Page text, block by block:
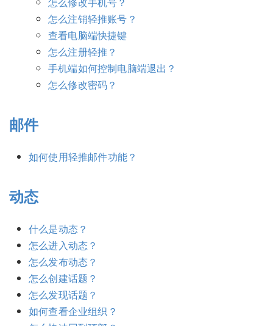
怎么注销轻推账号？
查看电脑端快捷键
怎么注册轻推？
手机端如何控制电脑端退出？
怎么修改密码？
邮件
如何使用轻推邮件功能？
动态
什么是动态？
怎么进入动态？
怎么发布动态？
怎么创建话题？
怎么发现话题？
如何查看企业组织？